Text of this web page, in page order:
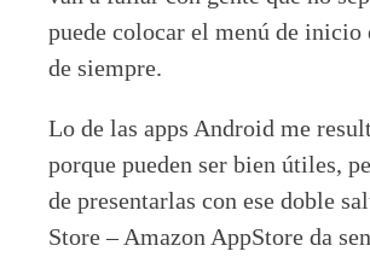
puede colocar el menú de inicio
de siempre.
Lo de las apps Android me
porque pueden ser bien útiles,
de presentarlas con ese doble
Store – Amazon AppStore da